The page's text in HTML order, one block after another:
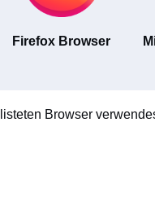
Firefox Browser
Browser